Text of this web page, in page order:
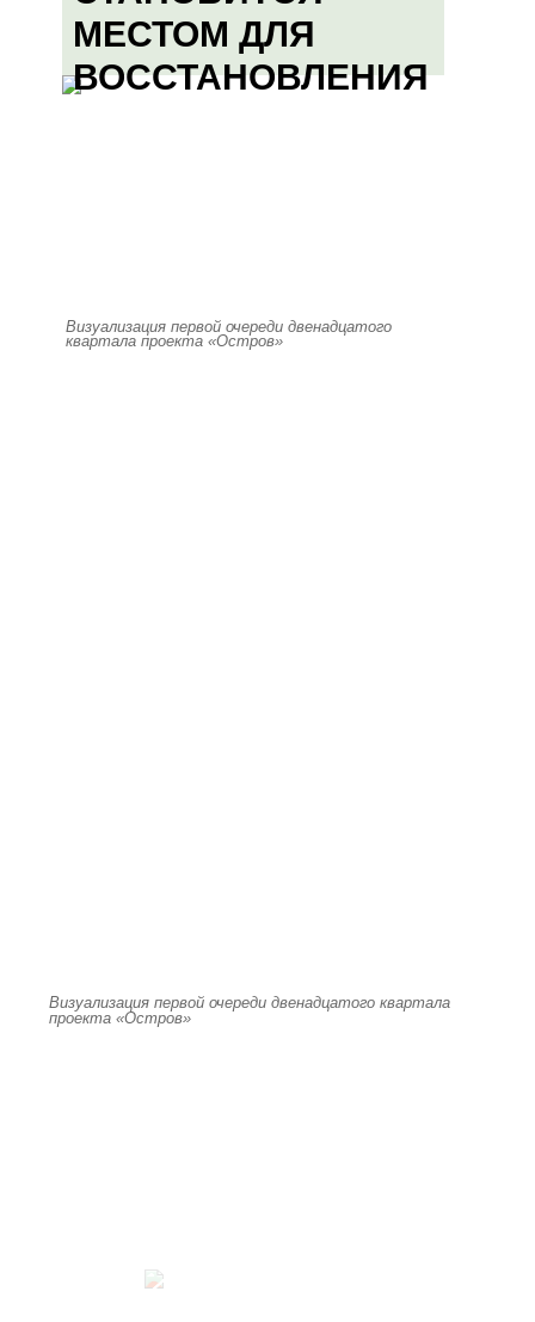
МЕСТОМ ДЛЯ
ВОССТАНОВЛЕНИЯ
Визуализация первой очереди двенадцатого
квартала проекта «Остров»
Визуализация первой очереди двенадцатого квартала
проекта «Остров»